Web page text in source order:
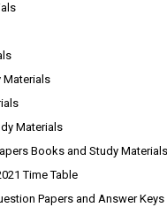
Materials
Materials
Books and Study Materials
Time Table
Papers and Answer